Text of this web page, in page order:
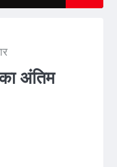
अंतिम